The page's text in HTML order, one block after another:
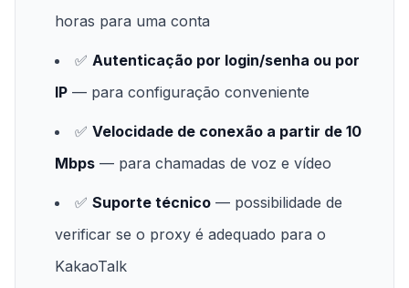
horas para uma conta
✅Autenticação por login/senha ou por
IP — para configuração conveniente
✅Velocidade de conexão a partir de 10
Mbps — para chamadas de voz e vídeo
✅Suporte técnico — possibilidade de
verificar se o proxy é adequado para o
KakaoTalk